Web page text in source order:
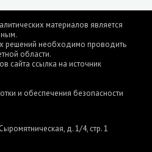
материалов является
решений необходимо проводить
области.
сайта ссылка на источник
и обеспечения безопасности
д. 1/4, стр. 1